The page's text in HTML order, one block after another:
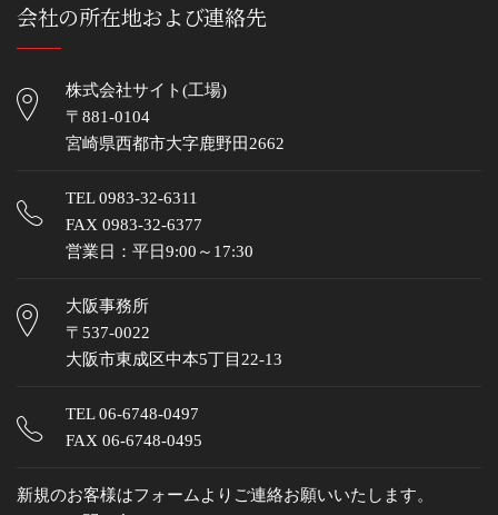
会社の所在地および連絡先
株式会社サイト(工場)
〒881-0104
宮崎県西都市大字鹿野田2662
TEL0983-32-6311
FAX 0983-32-6377
営業日：平日9:00～17:30
大阪事務所
〒537-0022
大阪市東成区中本5丁目22-13
TEL06-6748-0497
FAX 06-6748-0495
新規のお客様はフォームよりご連絡お願いいたします。